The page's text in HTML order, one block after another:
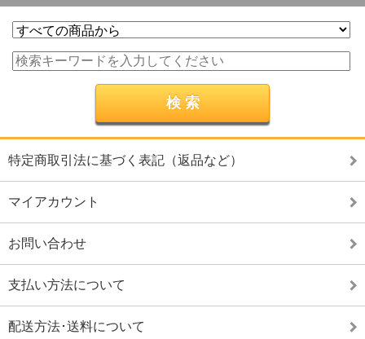
特定商取引法に基づく表記（返品など）
マイアカウント
お問い合わせ
支払い方法について
配送方法･送料について